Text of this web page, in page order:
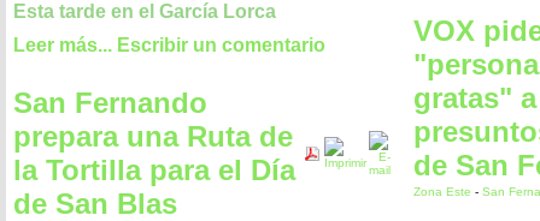
Esta tarde en el García Lorca
Leer más... Escribir un comentario
San Fernando
prepara una Ruta de
la Tortilla para el Día
de San Blas
VOX
gratas"
de San
Zona Este - San